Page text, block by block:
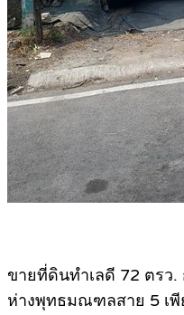
ขายที่ดินทำเลดี 72 ตรว.
ห่างพุทธมณฑลสาย 5 เพี